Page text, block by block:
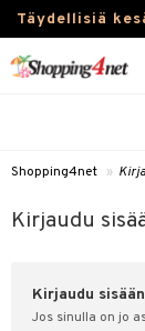
Täydellisiä
Piilolinssit
Fitness
Shopping4net »
Kirjaudu
Kirjaudu sisään
Jos sinulla on jo
sisään